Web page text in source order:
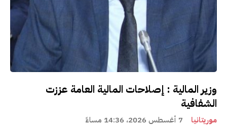
وزير المالية : إصلاحات المالية العامة عززت
الشفافية
موريتانيا 7 أغسطس 2026، 14:36 مساءً